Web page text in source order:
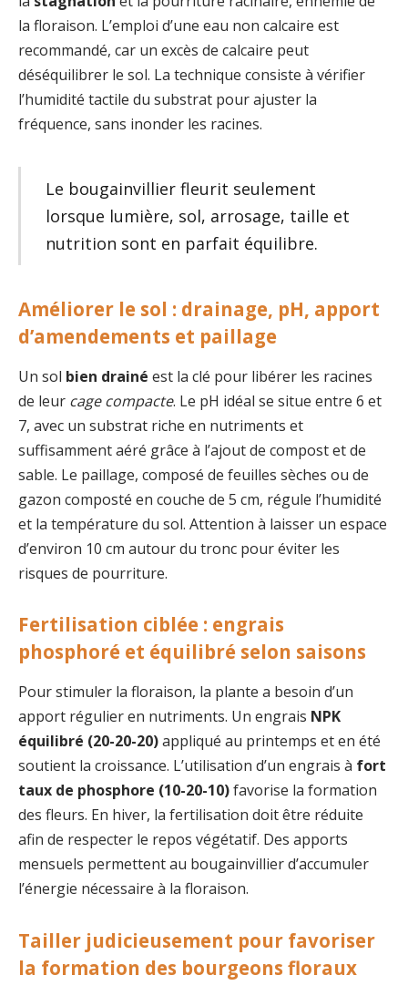
la floraison. L’emploi d’une eau non calcaire est
recommandé, car un excès de calcaire peut
déséquilibrer le sol. La technique consiste à vérifier
l’humidité tactile du substrat pour ajuster la
fréquence, sans inonder les racines.
Le bougainvillier fleurit seulement
lorsque lumière, sol, arrosage, taille et
nutrition sont en parfait équilibre.
Améliorer le sol : drainage, pH, apport
d’amendements et paillage
Un sol bien drainé est la clé pour libérer les racines
de leur cage compacte. Le pH idéal se situe entre 6 et
7, avec un substrat riche en nutriments et
suffisamment aéré grâce à l’ajout de compost et de
sable. Le paillage, composé de feuilles sèches ou de
gazon composté en couche de 5 cm, régule l’humidité
et la température du sol. Attention à laisser un espace
d’environ 10 cm autour du tronc pour éviter les
risques de pourriture.
Fertilisation ciblée : engrais
phosphoré et équilibré selon saisons
Pour stimuler la floraison, la plante a besoin d’un
apport régulier en nutriments. Un engrais NPK
équilibré (20-20-20)appliqué au printemps et en été
soutient la croissance. L’utilisation d’un engrais à fort
taux de phosphore (10-20-10)favorise la formation
des fleurs. En hiver, la fertilisation doit être réduite
afin de respecter le repos végétatif. Des apports
mensuels permettent au bougainvillier d’accumuler
l’énergie nécessaire à la floraison.
Tailler judicieusement pour favoriser
la formation des bourgeons floraux